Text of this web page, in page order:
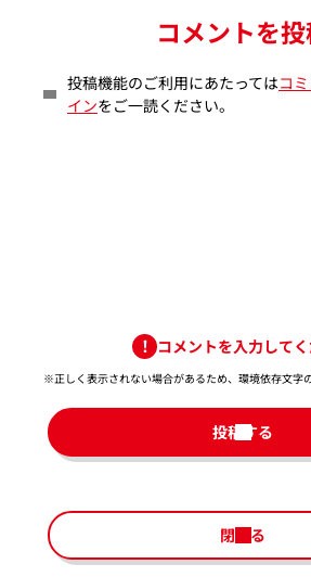
コメントを
投稿機能のご利用にあたってはコ
インをご一読ください。
コメントを入力して
※正しく表示されない場合があるため、環境依存文字
投稿する
閉じる